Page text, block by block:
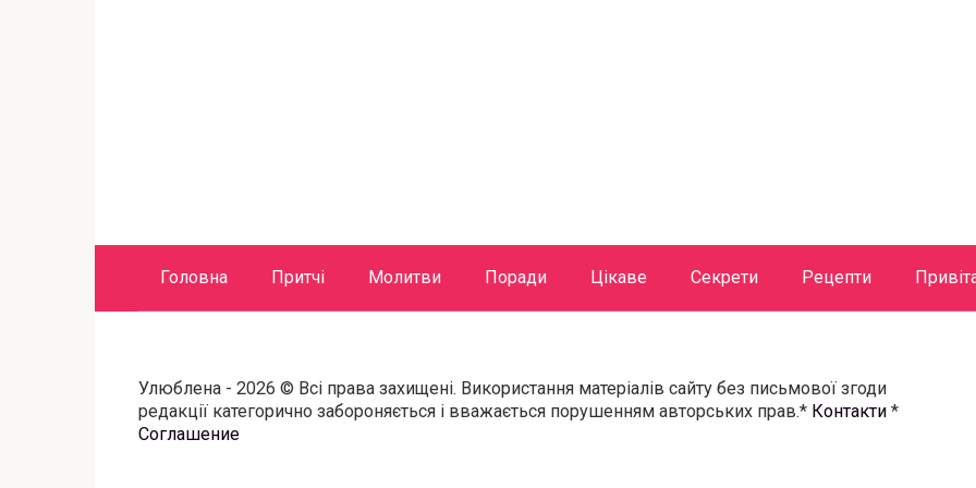
Головна Притчі Молитви Поради Цікаве Секрети Рецепти
Улюблена - 2026 © Всі права захищені. Використання матеріалів сайту без письмової згоди
редакції категорично забороняється і вважається порушенням авторських прав.* Контакти *
Соглашение